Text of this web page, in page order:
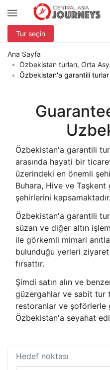
Tur seçin
Ana Sayfa
Özbekistan turları, Orta
Özbekistan'a garantili turlar
Özbekistan'a garantili
arasında hayati bir
üzerindeki en önemli
Buhara, Hive ve
şehirlerini kapsamaktadır.
Özbekistan'a garantili
süzan ve diğer altın
ile görkemli mimari
bulunduğu yerleri
fırsattır.
Şimdi satın alın ve
güzergahlar ve sabit tur
restoranlar ve şoförlerle
Özbekistan'a seyahat
Hedef noktası